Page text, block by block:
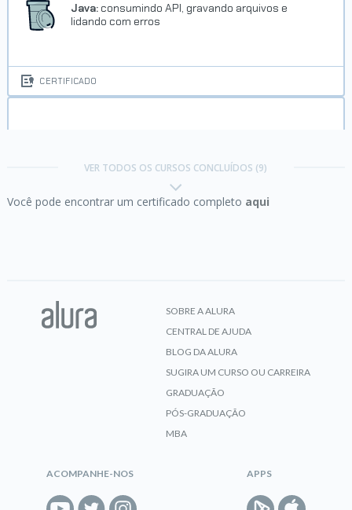
Java: consumindo API, gravando arquivos e
lidando com erros
CERTIFICADO
persistência de dados e consultas com
VER TODOS OS CURSOS CONCLUÍDOS (9)
Você pode encontrar um certificado completo aqui
SOBRE A ALURA
CENTRAL DE AJUDA
BLOG DA ALURA
SUGIRA UM CURSO OU CARREIRA
GRADUAÇÃO
PÓS-GRADUAÇÃO
MBA
ACOMPANHE-NOS APPS